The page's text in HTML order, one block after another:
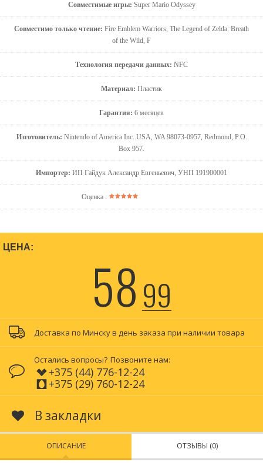
Совместимые игры: Super Mario Odyssey
Совместимо только чтение: Fire Emblem Warriors, The Legend of Zelda: Breath
of the Wild, F
Технология передачи данных: NFC
Материал: Пластик
Гарантия: 6 месяцев
Изготовитель: Nintendo of America Inc. USA, WA 98073-0957, Redmond, P.O.
Box 957.
Импортер: ИП Гайдук Александр Евгеньевич, УНП 191900001
Оценка :
ЦЕНА:
5899
Доставка по Минску в день заказа при наличии товара
Остались вопросы? Позвоните нам:
+375 (44) 776-12-24
+375 (29) 760-12-24
В закладки
ОПИСАНИЕ ОТЗЫВЫ (0)